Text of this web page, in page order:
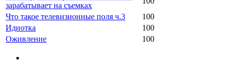
зарабатывает на съемках
Что такое телевизионные поля ч.3
100
Идиотка
100
Оживление
100